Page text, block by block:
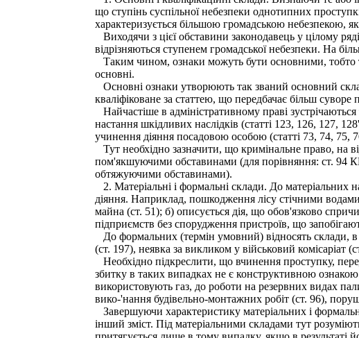
що ступінь суспільної небезпеки однотипних
характеризується більшою громадською небезпекою,
Виходячи з цієї обставини законодавець у цілому
відрізняються ступенем громадської небезпеки. На
Таким чином, ознаки можуть бути основними,
основні.
Основні ознаки утворюють так званий основний
кваліфіковане за статтею, що передбачає більш
Найчастіше в адміністративному праві
настання шкідливих наслідків (статті 123, 126, 127,
учинення діяння посадовою особою (статті 73, 74, 75,
Тут необхідно зазначити, що кримінальне право, на
пом'якшуючими обставинами (для порівняння: ст. 94
обтяжуючими обставинами).
2. Матеріальні і формальні склади. До матеріальних
діяння. Наприклад, пошкодження лісу стічними
майна (ст. 51); б) описується дія, що обов'язково
підприємств без спорудження пристроїв, що
До формальних (термін умовний) відносять склади,
(ст. 197), неявка за викликом у військовий комісаріат
Необхідно підкреслити, що вчинення проступку,
збитку в таких випадках не є конструктивною
використовують газ, до роботи на резервних видах
вико-'нання будівельно-монтажних робіт (ст. 96),
Завершуючи характеристику матеріальних і
інший зміст. Під матеріальними складами тут